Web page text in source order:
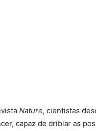
Nature, cientistas
capaz de driblar as